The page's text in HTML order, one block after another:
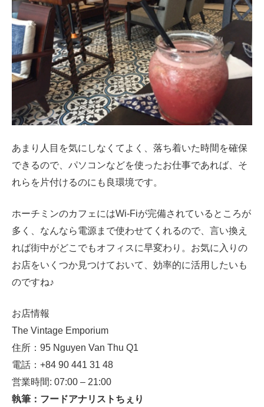
あまり人目を気にしなくてよく、落ち着いた時間を確保
できるので、パソコンなどを使ったお仕事であれば、そ
れらを片付けるのにも良環境です。
ホーチミンのカフェにはWi-Fiが完備されているところが
多く、なんなら電源まで使わせてくれるので、言い換え
れば街中がどこでもオフィスに早変わり。お気に入りの
お店をいくつか見つけておいて、効率的に活用したいも
のですね♪
お店情報
The Vintage Emporium
住所：95 Nguyen Van Thu Q1
電話：+84 90 441 31 48
営業時間: 07:00 – 21:00
執筆：フードアナリストちぇり